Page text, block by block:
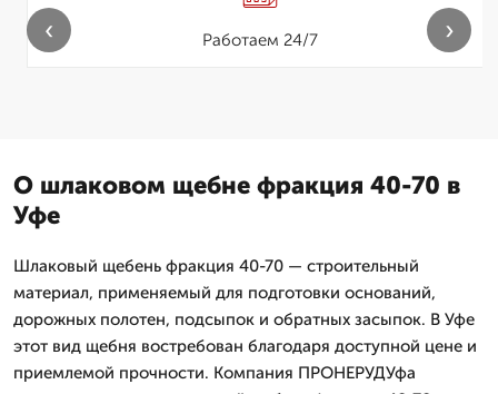
Работаем 24/7
‹ ›
О шлаковом щебне фракция 40-70 в
Уфе
Шлаковый щебень фракция 40-70 — строительный
материал, применяемый для подготовки оснований,
дорожных полотен, подсыпок и обратных засыпок. В Уфе
этот вид щебня востребован благодаря доступной цене и
приемлемой прочности. Компания ПРОНЕРУДУфа